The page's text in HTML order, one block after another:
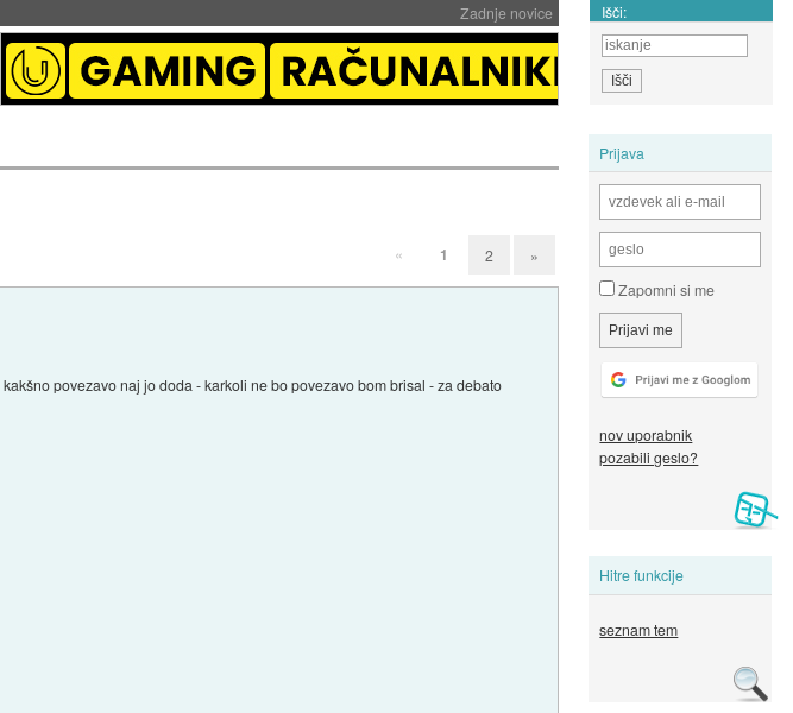
Zadnje novice Išči:
Prijava
Zapomni si me
nov uporabnik
pozabili geslo?
Hitre funkcije
seznam tem
« 1 2 »
povezavo naj jo doda - karkoli ne bo povezavo bom brisal - za debato